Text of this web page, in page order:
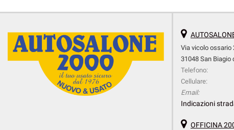
Via vicolo ossario
31048 San Biagio
Telefono:
Cellulare:
Email:
Indicazioni
OFFICINA